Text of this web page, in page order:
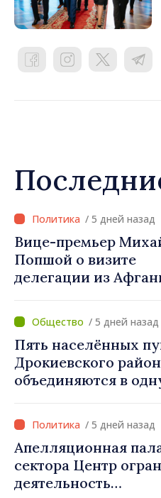
/ 5 дней назад
Вице-премьер
Попшой о визите
делегации из
были строго
Нарушений
законодательных
выявлено не было»
/ 5 дней назад
Пять населённых
Дрокиевского
объединяются в
укрупнение при
стимулирующих
свыше 28 миллионов
от правительства
/ 5 дней назад
Апелляционная
сектора Центр
деятельность